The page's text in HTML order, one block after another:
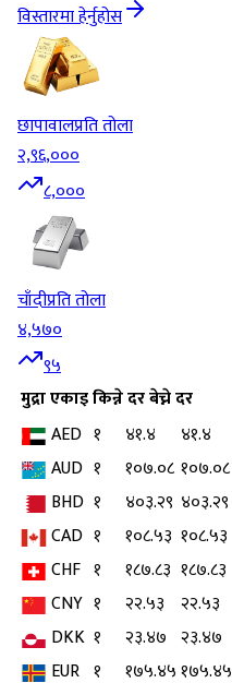
विस्तारमा हेर्नुहोस
छापावालप्रति तोला
२,९६,०००
८,०००
चाँदीप्रति तोला
४,५७०
९५
मुद्राएकाइकिन्ने दरबेच्ने दर
AED १ ४१.४
४१.४
AUD १ १०७.०८ १०७.०८
BHD १ ४०३.२९ ४०३.२९
CAD १ १०८.५३ १०८.५३
CHF १ १८७.८३ १८७.८३
CNY १ २२.५३
२२.५३
DKK १ २३.४७ २३.४७
EUR १ १७५.४५१७५.४५